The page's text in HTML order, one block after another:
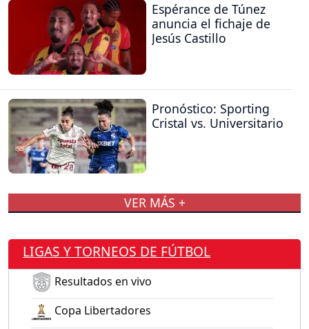
Espérance de Túnez
anuncia el fichaje de
Jesús Castillo
Pronóstico: Sporting
Cristal vs. Universitario
VER MÁS +
LIGAS Y TORNEOS DE FÚTBOL
Resultados en vivo
Copa Libertadores